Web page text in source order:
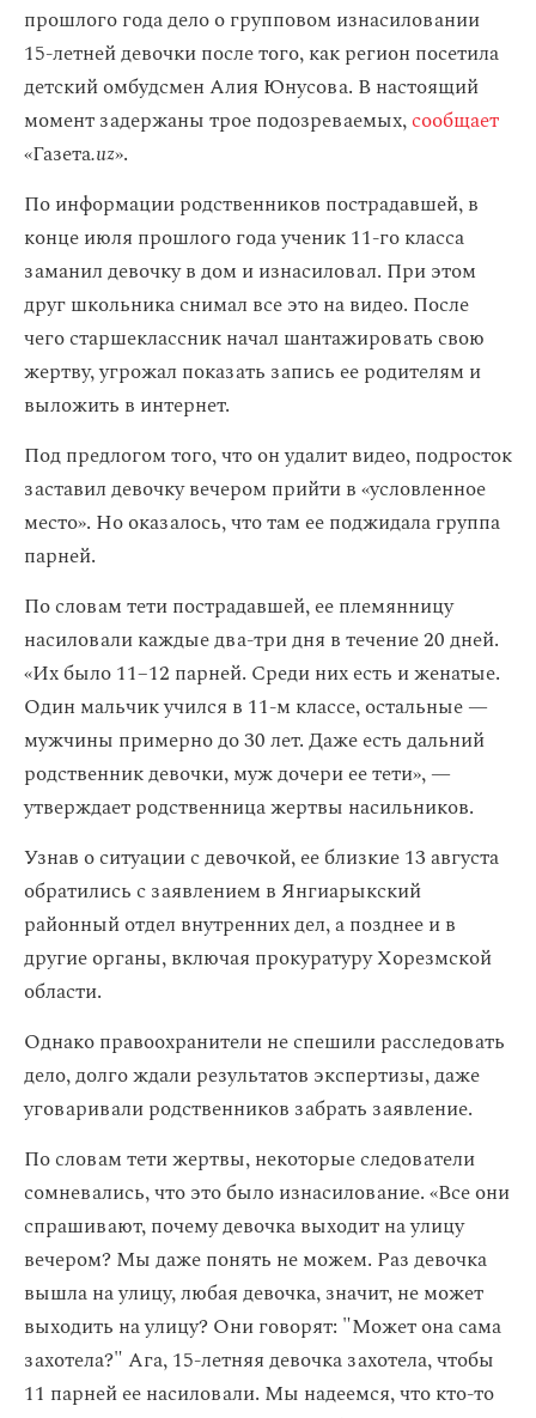
прошлого года дело о групповом изнасиловании
15-летней девочки после того, как регион посетила
детский омбудсмен Алия Юнусова. В настоящий
момент задержаны трое подозреваемых,сообщает
«Газета.uz».
По информации родственников пострадавшей, в
конце июля прошлого года ученик 11-го класса
заманил девочку в дом и изнасиловал. При этом
друг школьника снимал все это на видео. После
чего старшеклассник начал шантажировать свою
жертву, угрожал показать запись ее родителям и
выложить в интернет.
Под предлогом того, что он удалит видео, подросток
заставил девочку вечером прийти в «условленное
место». Но оказалось, что там ее поджидала группа
парней.
По словам тети пострадавшей, ее племянницу
насиловали каждые два-три дня в течение 20 дней.
«Их было 11−12 парней. Среди них есть и женатые.
Один мальчик учился в 11-м классе, остальные —
мужчины примерно до 30 лет. Даже есть дальний
родственник девочки, муж дочери ее тети», —
утверждает родственница жертвы насильников.
Узнав о ситуации с девочкой, ее близкие 13 августа
обратились с заявлением в Янгиарыкский
районный отдел внутренних дел, а позднее и в
другие органы, включая прокуратуру Хорезмской
области.
Однако правоохранители не спешили расследовать
дело, долго ждали результатов экспертизы, даже
уговаривали родственников забрать заявление.
По словам тети жертвы, некоторые следователи
сомневались, что это было изнасилование. «Все они
спрашивают, почему девочка выходит на улицу
вечером? Мы даже понять не можем. Раз девочка
вышла на улицу, любая девочка, значит, не может
выходить на улицу? Они говорят: "Может она сама
захотела?" Ага, 15-летняя девочка захотела, чтобы
11 парней ее насиловали. Мы надеемся, что кто-то